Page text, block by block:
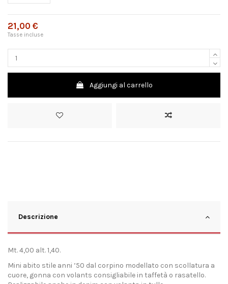
21,00 €
Tasse incluse
Aggiungi al carrello
Descrizione
Mt. 4,00 alt. 1,40.
Mini abito stile anni ’50 dal corpino modellato con scollatura a
cuore, gonna con volants consigliabile in taffetà o rasatello.